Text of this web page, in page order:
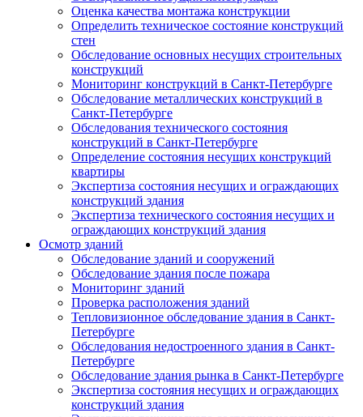
Оценка качества монтажа конструкции
Определить техническое состояние конструкций
стен
Обследование основных несущих строительных
конструкций
Мониторинг конструкций в Санкт-Петербурге
Обследование металлических конструкций в
Санкт-Петербурге
Обследования технического состояния
конструкций в Санкт-Петербурге
Определение состояния несущих конструкций
квартиры
Экспертиза состояния несущих и ограждающих
конструкций здания
Экспертиза технического состояния несущих и
ограждающих конструкций здания
Осмотр зданий
Обследование зданий и сооружений
Обследование здания после пожара
Мониторинг зданий
Проверка расположения зданий
Тепловизионное обследование здания в Санкт-
Петербурге
Обследования недостроенного здания в Санкт-
Петербурге
Обследование здания рынка в Санкт-Петербурге
Экспертиза состояния несущих и ограждающих
конструкций здания